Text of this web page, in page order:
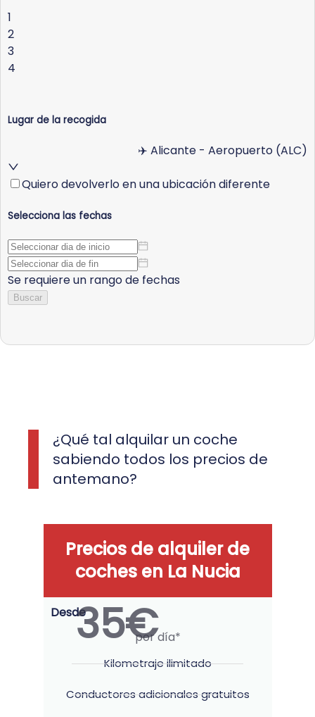
¿Qué tal alquilar un coche
sabiendo todos los precios de
antemano?
Precios de alquiler de
coches en La Nucia
Desde35€por día*
Kilometraje ilimitado
Conductores adicionales gratuitos